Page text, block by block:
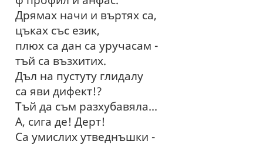
Дрямах начи и въртях са,
цъках със език,
плюх са дан са уручасам -
тъй са възхитих.
Дъл на пустуту глидалу
са яви дифект!?
Тъй да съм разхубавяла...
А, сига де! Дерт!
Са умислих утведнъшки -